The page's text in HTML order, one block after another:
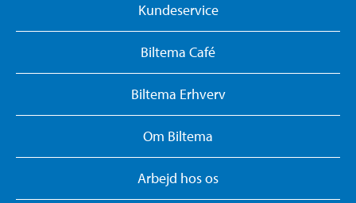
Kundeservice
Biltema Café
Biltema Erhverv
Om Biltema
Arbejd hos os